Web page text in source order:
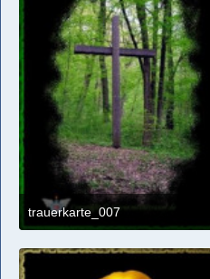
trauerkarte_007
1. April 2017 um 16:49
1